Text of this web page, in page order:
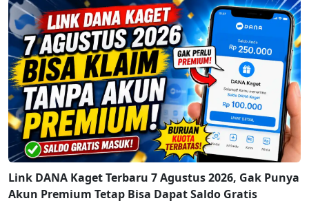
Link DANA Kaget Terbaru 7 Agustus 2026, Gak Punya
Akun Premium Tetap Bisa Dapat Saldo Gratis